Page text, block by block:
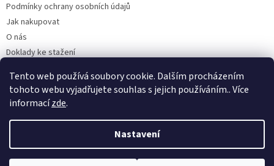
Tento web používá soubory cookie. Dalším procházením
tohoto webu vyjadřujete souhlas s jejich používáním.. Více
informacízde.
Nastavení
Podmínky ochrany osobních údajů
Jak nakupovat
O nás
Doklady ke stažení
Velkoobchod
Vytvořil Shoptet